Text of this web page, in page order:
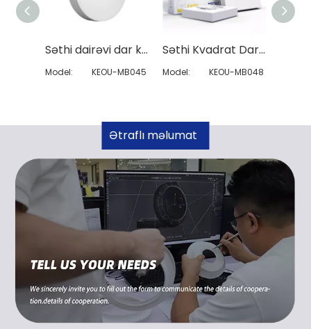
Ətraflı məlumat
əldə edin
Səthi dairəvi dar kənar panel işığı
Model: KEOU-MB045
Səthi Kvadrat Dar Kenar Panel İşığı
Model: KEOU-MB048